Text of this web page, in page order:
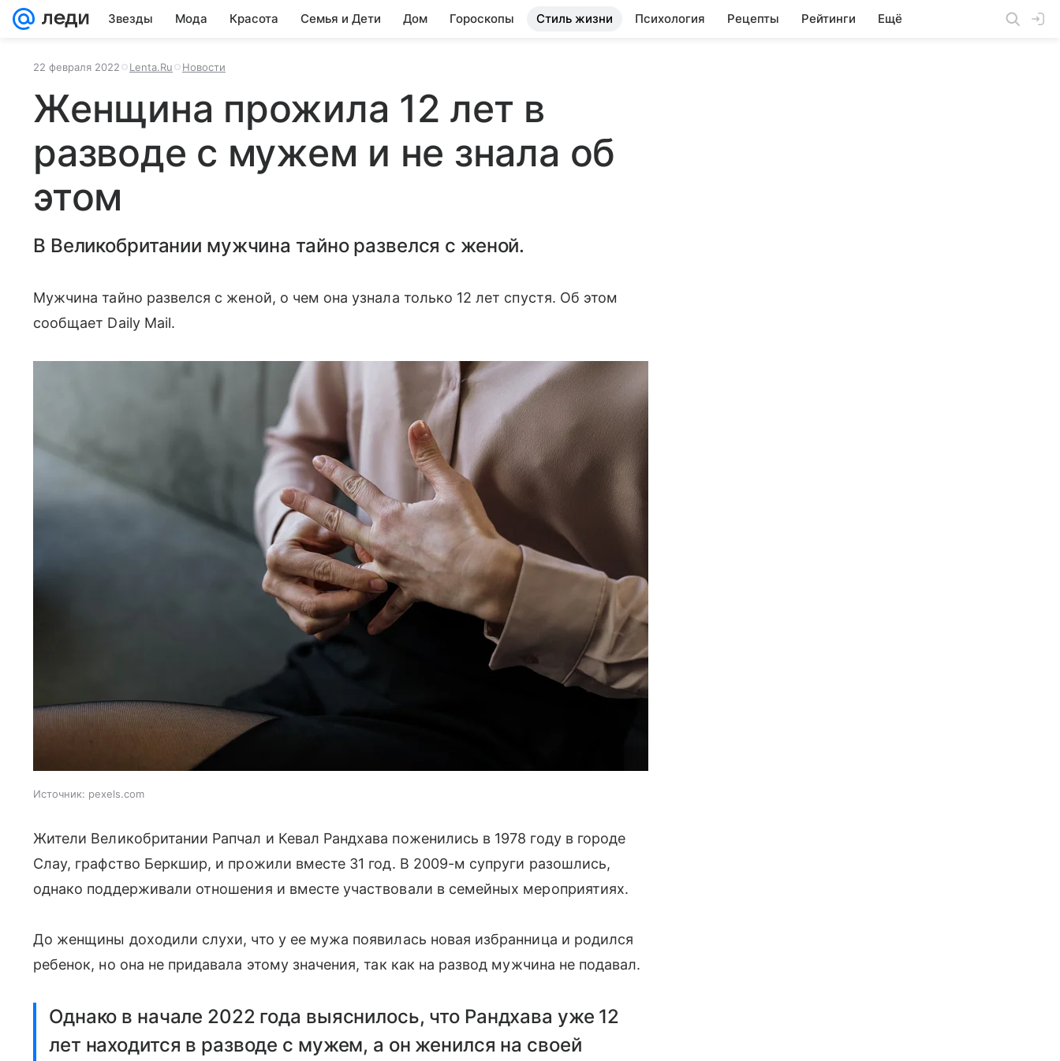
Звезды Мода Красота Семья и Дети Дом Гороскопы Стиль жизни Психология Рецепты Рейтинги Ещё
22 февраля 2022 Lenta.Ru Новости
Женщина прожила 12 лет в
разводе с мужем и не знала об
этом
В Великобритании мужчина тайно развелся с женой.
Мужчина тайно развелся с женой, о чем она узнала только 12 лет спустя. Об этом
сообщает Daily Mail.
Источник: pexels.com
Жители Великобритании Рапчал и Кевал Рандхава поженились в 1978 году в городе
Слау, графство Беркшир, и прожили вместе 31 год. В 2009-м супруги разошлись,
однако поддерживали отношения и вместе участвовали в семейных мероприятиях.
До женщины доходили слухи, что у ее мужа появилась новая избранница и родился
ребенок, но она не придавала этому значения, так как на развод мужчина не подавал.
Однако в начале 2022 года выяснилось, что Рандхава уже 12
лет находится в разводе с мужем, а он женился на своей